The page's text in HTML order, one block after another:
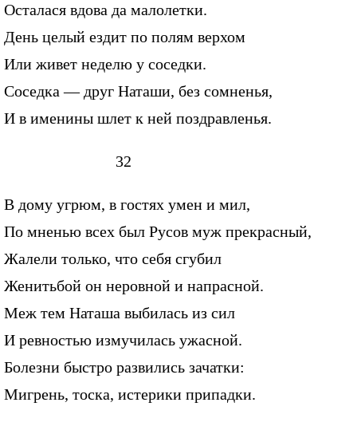
Осталася вдова да малолетки.
День целый ездит по полям верхом
Или живет неделю у соседки.
Соседка — друг Наташи, без сомненья,
И в именины шлет к ней поздравленья.
32
В дому угрюм, в гостях умен и мил,
По мненью всех был Русов муж прекрасный,
Жалели только, что себя сгубил
Женитьбой он неровной и напрасной.
Меж тем Наташа выбилась из сил
И ревностью измучилась ужасной.
Болезни быстро развились зачатки:
Мигрень, тоска, истерики припадки.